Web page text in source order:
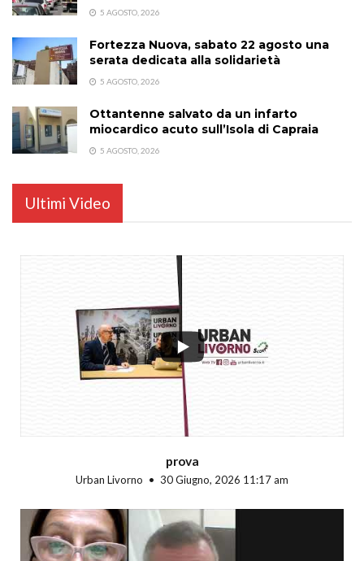
5 AGOSTO, 2026
Fortezza Nuova, sabato 22 agosto una
serata dedicata alla solidarietà
5 AGOSTO, 2026
Ottantenne salvato da un infarto
miocardico acuto sull’Isola di Capraia
5 AGOSTO, 2026
Ultimi Video
prova
Urban Livorno 30 Giugno, 2026 11:17 am